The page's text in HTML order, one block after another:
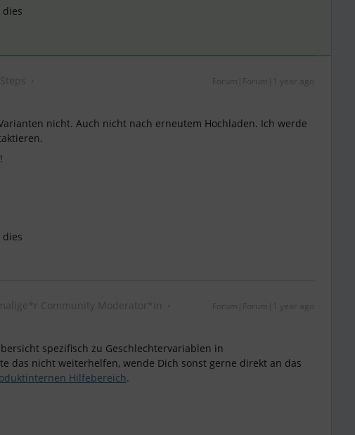
Forum|Forum|1 year ago
nicht. Auch nicht nach erneutem Hochladen. Ich werde
Community Moderator*in Forum|Forum|1 year ago
spezifisch zu Geschlechtervariablen in
das nicht weiterhelfen, wende Dich sonst gerne direkt an das
Hilfebereich.